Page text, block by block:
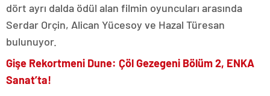
dört ayrı dalda ödül alan filmin oyuncuları arasında
Serdar Orçin, Alican Yücesoy ve Hazal Türesan
bulunuyor.
Gişe Rekortmeni Dune: Çöl Gezegeni Bölüm 2, ENKA
Sanat’ta!